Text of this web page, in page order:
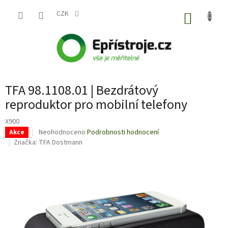
CZK
TFA 98.1108.01 | Bezdrátový
reproduktor pro mobilní telefony
X900
Akce
Průměrné
hodnocení
Neohodnoceno Podrobnosti hodnocení
Značka: TFA Dostmann